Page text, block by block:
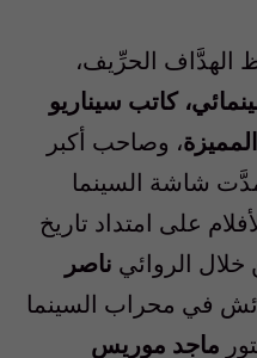
الهدَّاف الحرِّيف،
كاتب سيناريو
، وصاحب أكبر
شاشة السينما
على امتداد تاريخ
الروائي ناصر
في محراب السينما
ماجد موريس